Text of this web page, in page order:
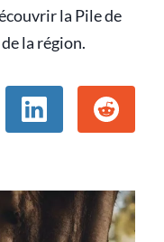
la Pile de
la région.